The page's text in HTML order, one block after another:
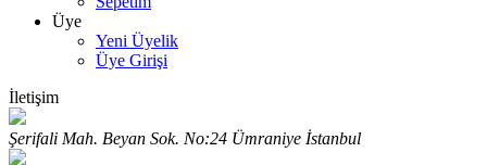
Üye
Yeni Üyelik
Üye Girişi
İletişim
Şerifali Mah. Beyan Sok. No:24 Ümraniye İstanbul